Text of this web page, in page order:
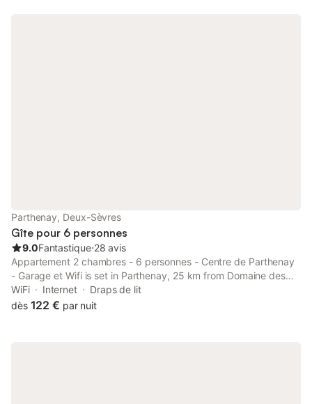
Parthenay, Deux-Sèvres
Gîte pour 6 personnes
9.0Fantastique⋅28 avis
Appartement 2 chambres - 6 personnes - Centre de Parthenay
- Garage et Wifi is set in Parthenay, 25 km from Domaine des
Forges Golf Course, 28 km from Site Gallo-Romain, and 39 km
from The Tower of Wales's Prince.
WiFi Internet
Draps de lit
dès 122 € par nuit